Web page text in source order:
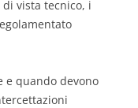
vista tecnico, i
e quando devono